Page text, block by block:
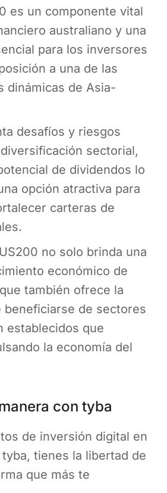
es un componente vital
australiano y una
para los inversores
a una de las
dinámicas de Asia-
desafíos y riesgos
sectorial,
de dividendos lo
opción atractiva para
carteras de
no solo brinda una
económico de
también ofrece la
beneficiarse de sectores
establecidos que
la economía del
con tyba
de inversión digital en
tienes la libertad de
que más te